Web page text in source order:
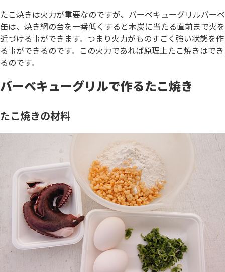
たこ焼きは火力が重要なのですが、バーベキューグリルバーべ
缶は、焼き網の台を一番低くすると木炭に当たる直前まで火を
近づける事ができます。つまり火力がものすごく強い状態を作
る事ができるのです。この火力であれば原理上たこ焼きはでき
るのです。
バーベキューグリルで作るたこ焼き
たこ焼きの材料